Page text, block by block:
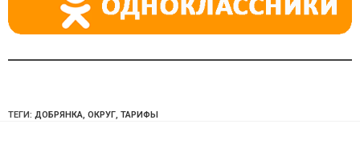
ТЕГИ: ДОБРЯНКА, ОКРУГ, ТАРИФЫ